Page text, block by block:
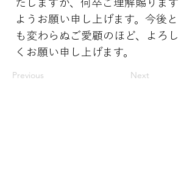
たしますが、何卒ご理解賜ります
ようお願い申し上げます。今後と
も変わらぬご愛顧のほど、よろし
くお願い申し上げます。
Previous Next